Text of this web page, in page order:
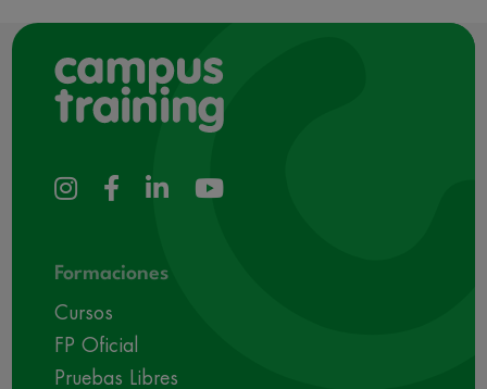
Formaciones
Cursos
FP Oficial
Pruebas Libres